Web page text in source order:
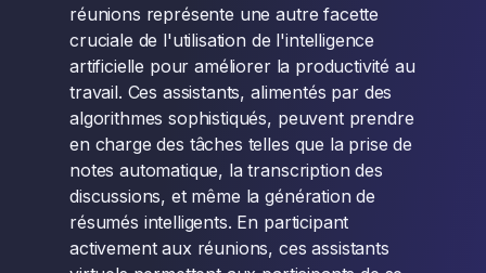
réunions représente une autre facette
cruciale de l'utilisation de l'intelligence
artificielle pour améliorer la productivité au
travail. Ces assistants, alimentés par des
algorithmes sophistiqués, peuvent prendre
en charge des tâches telles que la prise de
notes automatique, la transcription des
discussions, et même la génération de
résumés intelligents. En participant
activement aux réunions, ces assistants